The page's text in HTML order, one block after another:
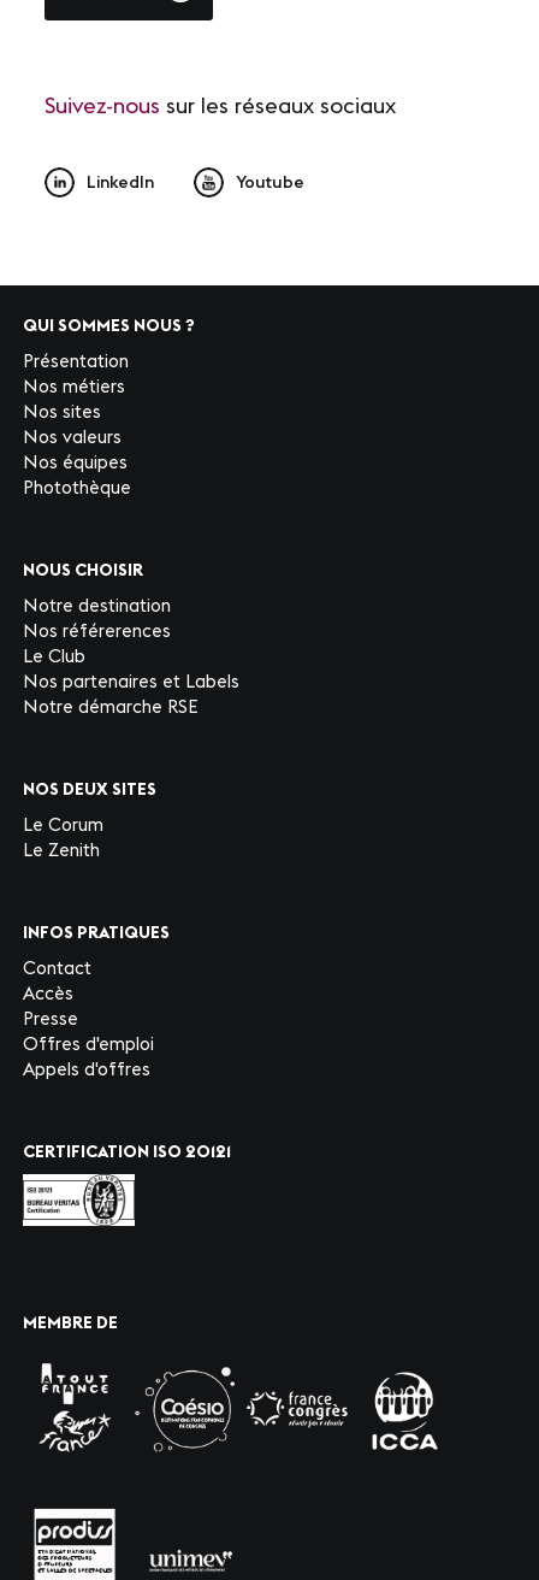
Suivez-nous sur les réseaux sociaux
LinkedIn Youtube
QUI SOMMES NOUS ?
Présentation
Nos métiers
Nos sites
Nos valeurs
Nos équipes
Photothèque
NOUS CHOISIR
Notre destination
Nos référerences
Le Club
Nos partenaires et Labels
Notre démarche RSE
NOS DEUX SITES
Le Corum
Le Zenith
INFOS PRATIQUES
Contact
Accès
Presse
Offres d'emploi
Appels d'offres
CERTIFICATION ISO 20121
MEMBRE DE